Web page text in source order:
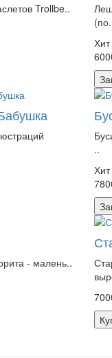
Trollbe..
..
- малень..